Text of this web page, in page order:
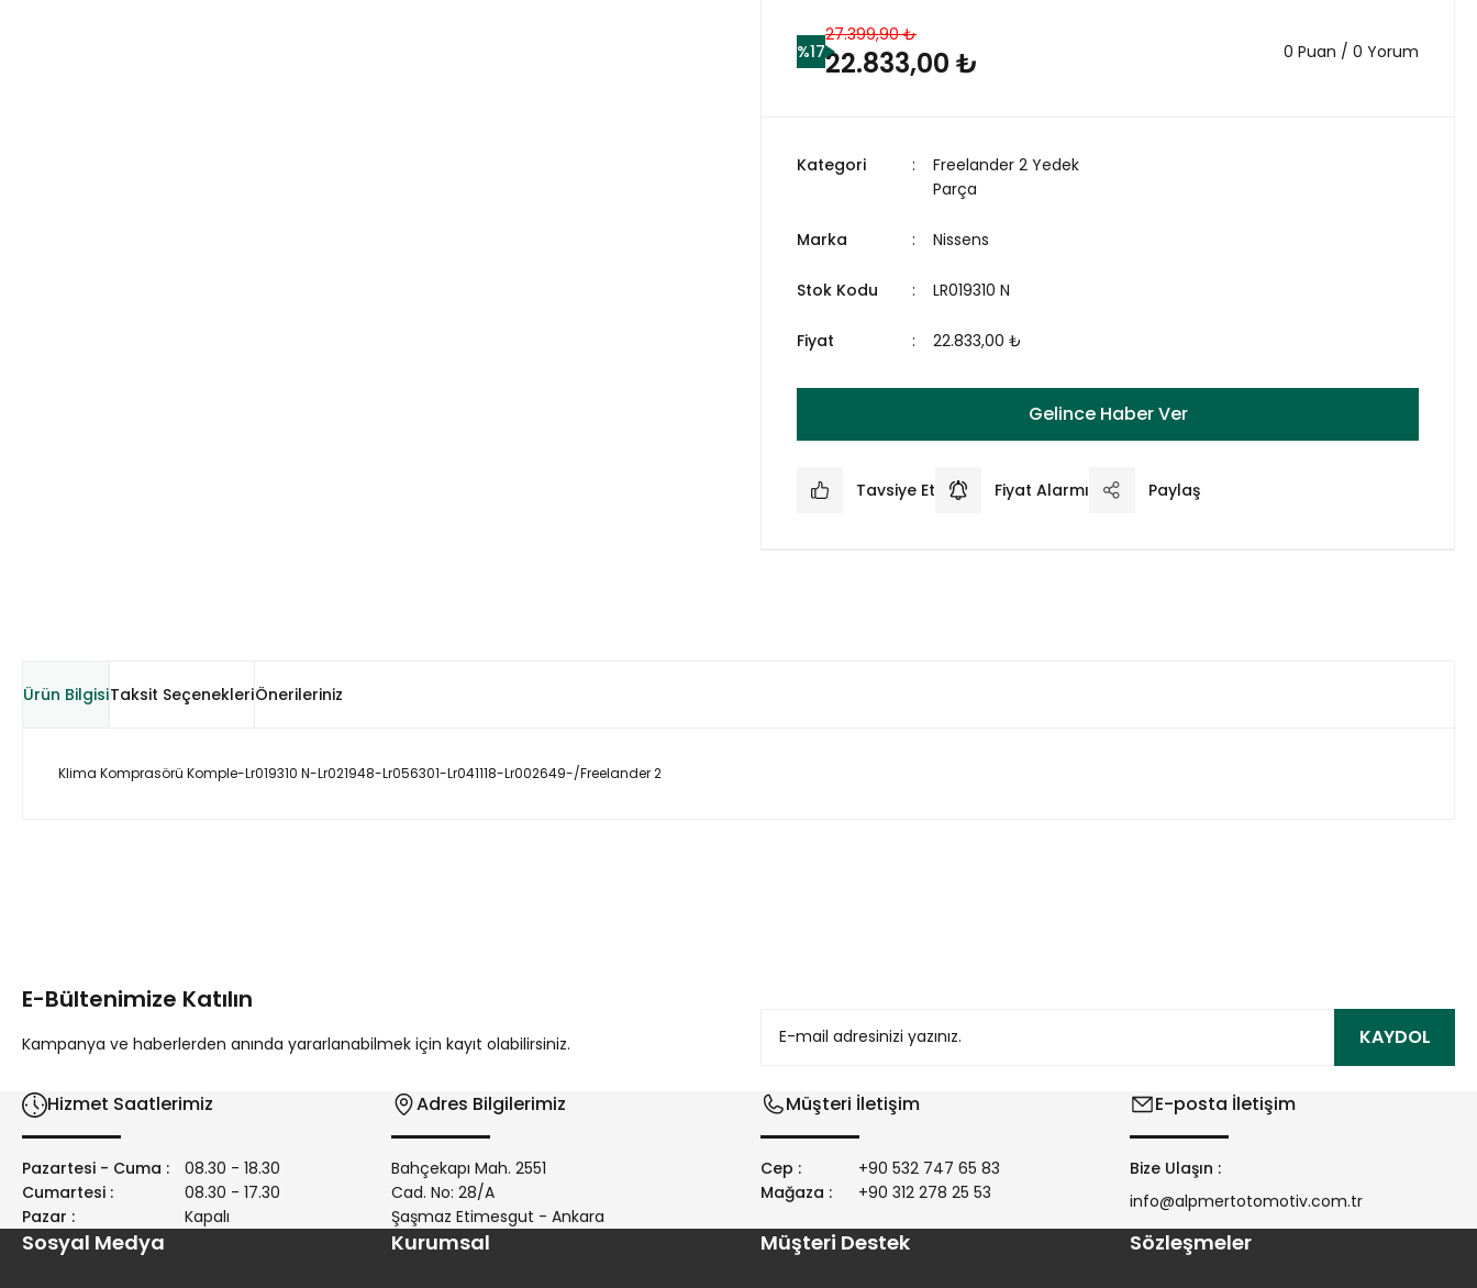
%17
27.399,90 ₺
22.833,00 ₺ 0 Puan / 0 Yorum
Kategori
Freelander 2 Yedek
Parça
Marka Nissens
Stok Kodu LR019310 N
Fiyat 22.833,00 ₺
Gelince Haber Ver
Tavsiye Et Fiyat Alarmı Paylaş
Ürün BilgisiTaksit SeçenekleriÖnerileriniz
Klima Komprasörü Komple-Lr019310 N-Lr021948-Lr056301-Lr041118-Lr002649-/Freelander 2
Ürün bilgilerinde hatalar bulunuyor.
E-Bültenimize Katılın
Kampanya ve haberlerden anında yararlanabilmek için kayıt olabilirsiniz. KAYDOL
Hizmet Saatlerimiz
Pazartesi - Cuma :
08.30 - 18.30
Cumartesi :
08.30 - 17.30
Pazar :
Kapalı
Adres Bilgilerimiz
Bahçekapı Mah. 2551
Cad. No: 28/A
Şaşmaz Etimesgut - Ankara
Müşteri İletişim
Cep :
+90 532 747 65 83
Mağaza :
+90 312 278 25 53
E-posta İletişim
Bize Ulaşın :
info@alpmertotomotiv.com.tr
Sosyal Medya Kurumsal Müşteri Destek Sözleşmeler